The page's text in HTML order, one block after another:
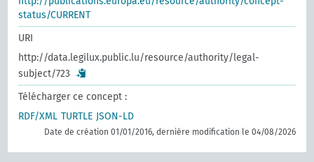
status/CURRENT
URI
http://data.legilux.public.lu/resource/authority/legal-
subject/723
Télécharger ce concept :
RDF/XML TURTLE JSON-LD
Date de création 01/01/2016, dernière modification le 04/08/2026